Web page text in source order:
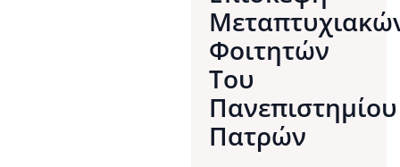
Φοιτητών
Του
Πανεπιστημίου
Πατρών